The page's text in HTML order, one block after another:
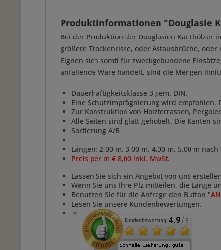
Produktinformationen "Douglasie
Bei der Produktion der Douglasien Kanthölzer
größere Trockenrisse, oder Astausbrüche,
Eignen sich somti für zweckgebundene
anfallende Ware handelt, sind die Mengen
Dauerhaftigkeitsklasse 3 gem. DIN.
Eine Schutzimprägnierung wird empfohlen.
Zur Konstruktion von Holzterrassen,
Alle Seiten sind glatt gehobelt. Die Kanten
Sortierung A/B
Längen: 2,00 m, 3,00 m, 4,00 m, 5,00 m nach
Preis per m € 8,00 inkl. MwSt.
Lassen Sie sich ein Angebot von uns
Wenn Sie uns Ihre Plz mitteilen, die Länge
Benutzen Sie für die Anfrage den Button "
Lesen Sie unsere Kundenbewertungen.